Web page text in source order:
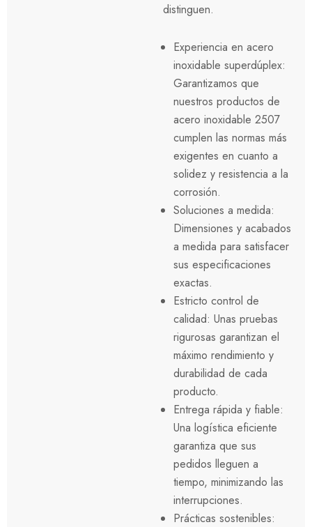
distinguen.
Experiencia en acero
inoxidable superdúplex:
Garantizamos que
nuestros productos de
acero inoxidable 2507
cumplen las normas más
exigentes en cuanto a
solidez y resistencia a la
corrosión.
Soluciones a medida:
Dimensiones y acabados
a medida para satisfacer
sus especificaciones
exactas.
Estricto control de
calidad: Unas pruebas
rigurosas garantizan el
máximo rendimiento y
durabilidad de cada
producto.
Entrega rápida y fiable:
Una logística eficiente
garantiza que sus
pedidos lleguen a
tiempo, minimizando las
interrupciones.
Prácticas sostenibles: